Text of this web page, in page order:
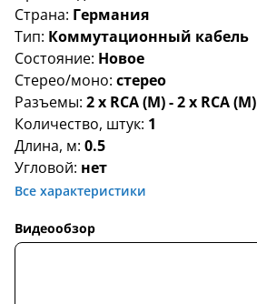
Страна: Германия
Тип: Коммутационный кабель
Состояние: Новое
Стерео/моно: стерео
Разъемы: 2 x RCA (M) - 2 x RCA (M)
Количество, штук: 1
Длина, м: 0.5
Угловой: нет
Все характеристики
Видеообзор